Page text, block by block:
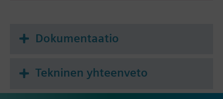
Dokumentaatio
Tekninen yhteenveto